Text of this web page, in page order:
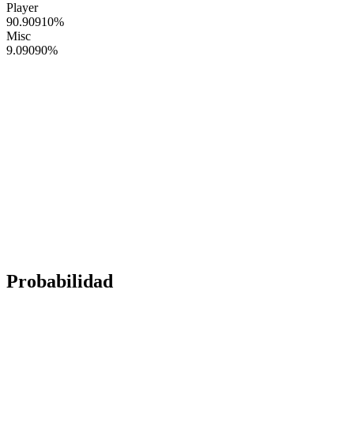
Player
90.90910%
Misc
9.09090%
Probabilidad